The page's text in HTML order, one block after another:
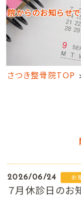
院からのお知らせで
さつき整骨院TOP
2026/06/24 お
７月休診日のお